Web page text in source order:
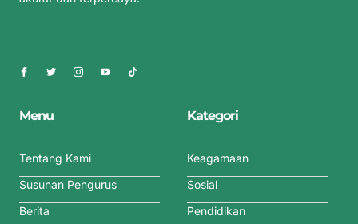
Menu
Tentang Kami
Susunan Pengurus
Berita
Kategori
Keagamaan
Sosial
Pendidikan